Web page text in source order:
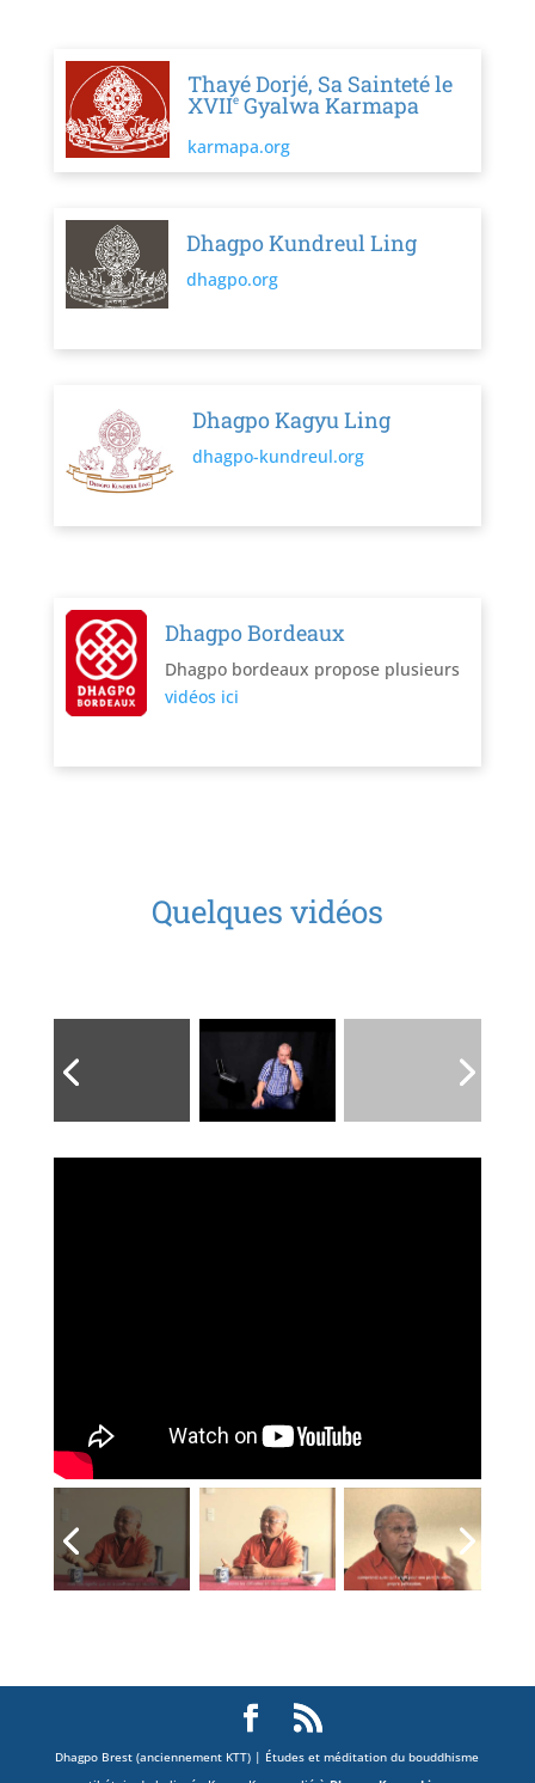
Thayé Dorjé, Sa Sainteté le
XVIIeGyalwa Karmapa
karmapa.org
Dhagpo Kundreul Ling
dhagpo.org
Dhagpo Kagyu Ling
dhagpo-kundreul.org
Dhagpo Bordeaux
Dhagpo bordeaux propose plusieurs
vidéos ici
Quelques vidéos
Dhagpo Brest (anciennement KTT) | Études et méditation du bouddhisme